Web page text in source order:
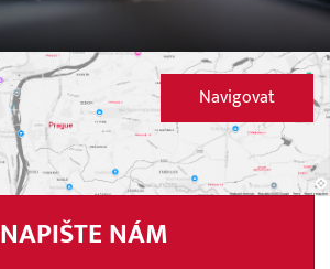
Navigovat
NAPIŠTE NÁM